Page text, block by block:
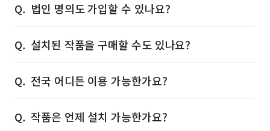
법인 명의도 가입할 수 있나요?
설치된 작품을 구매할 수도 있나요?
전국 어디든 이용 가능한가요?
작품은 언제 설치 가능한가요?